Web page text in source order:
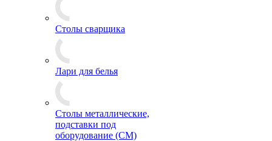
Столы сварщика
Лари для белья
Столы металлические,
подставки под
оборудование (СМ)